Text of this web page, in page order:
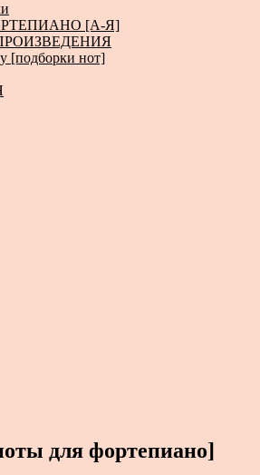
[А-Я]
[подборки нот]
для фортепиано]